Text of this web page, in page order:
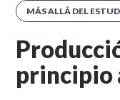
MÁS ALLÁ DEL
principio